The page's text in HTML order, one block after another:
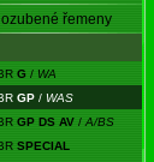
řemeny
G / WA
GP / WAS
GP DS AV / A/BS
SPECIAL